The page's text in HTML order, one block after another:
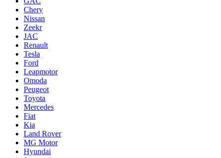
Chery
Nissan
Zeekr
JAC
Renault
Tesla
Ford
Leapmotor
Omoda
Peugeot
Toyota
Mercedes
Fiat
Kia
Land Rover
MG Motor
Hyundai